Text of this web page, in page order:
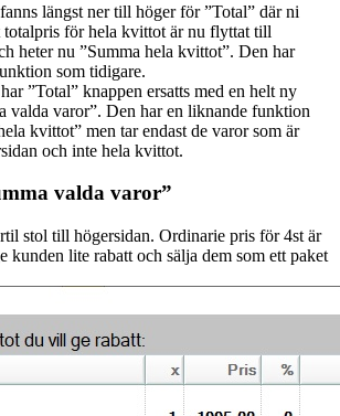
längst ner till höger för ”Total” där ni
totalpris för hela kvittot är nu flyttat till
heter nu ”Summa hela kvittot”. Den har
som tidigare.
”Total” knappen ersatts med en helt ny
valda varor”. Den har en liknande funktion
kvittot” men tar endast de varor som är
och inte hela kvittot.
valda varor”
stol till högersidan. Ordinarie pris för 4st är
kunden lite rabatt och sälja dem som ett paket